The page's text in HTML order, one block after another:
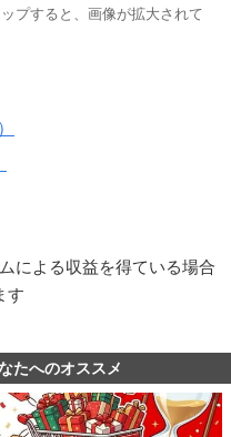
プすると、画像が拡大されて
による収益を得ている場合
す
たへのオススメ